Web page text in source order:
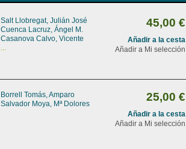
Salt Llobregat, Julián José
Cuenca Lacruz, Ángel M.
Casanova Calvo, Vicente
...
45,00 €
Añadir a la cesta
Añadir a Mi selección
Borrell Tomás, Amparo
Salvador Moya, Mª Dolores
25,00 €
Añadir a la cesta
Añadir a Mi selección